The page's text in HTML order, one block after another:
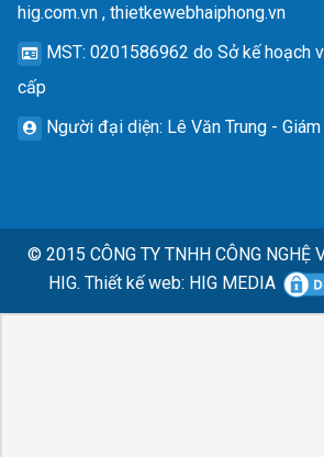
hig.com.vn , thietkewebhaiphong.vn
MST: 0201586962 do Sở kế hoạch
cấp
Người đại diện: Lê Văn Trung -
© 2015 CÔNG TY TNHH CÔNG NGHỆ
HIG. Thiết kế web: HIG MEDIA